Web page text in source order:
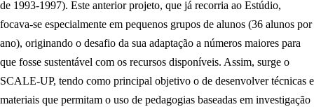
de 1993-1997). Este anterior projeto, que já recorria ao Estúdio,
focava-se especialmente em pequenos grupos de alunos (36 alunos por
ano), originando o desafio da sua adaptação a números maiores para
que fosse sustentável com os recursos disponíveis. Assim, surge o
SCALE-UP, tendo como principal objetivo o de desenvolver técnicas e
materiais que permitam o uso de pedagogias baseadas em investigação